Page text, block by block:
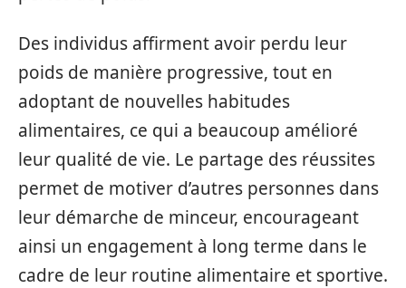
Des individus affirment avoir perdu leur
poids de manière progressive, tout en
adoptant de nouvelles habitudes
alimentaires, ce qui a beaucoup amélioré
leur qualité de vie. Le partage des réussites
permet de motiver d’autres personnes dans
leur démarche de minceur, encourageant
ainsi un engagement à long terme dans le
cadre de leur routine alimentaire et sportive.